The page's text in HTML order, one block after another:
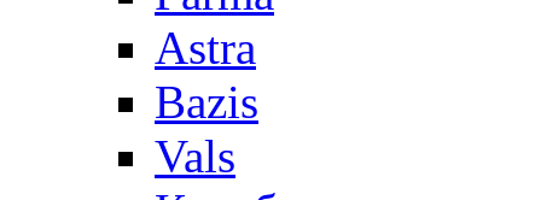
Astra
Bazis
Vals